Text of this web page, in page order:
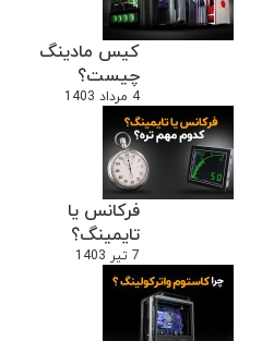
کیس مادینگ
چیست؟
4 مرداد 1403
فرکانس یا
تایمینگ؟
7 تیر 1403